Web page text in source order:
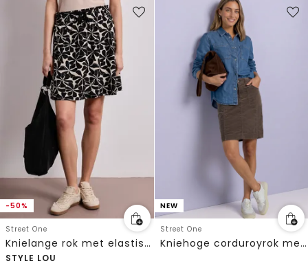
-50%
Street One
Knielange rok met elastische tailleband en print
STYLE LOU
NEW
Street One
Kniehoge corduroyrok met zakken